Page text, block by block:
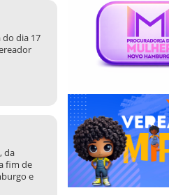
do dia 17
da
fim de
e